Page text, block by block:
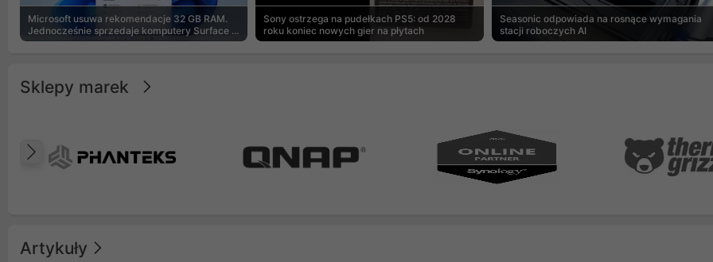
Microsoft usuwa rekomendacje 32 GB RAM.
Jednocześnie sprzedaje komputery Surface z
8 GB
Sony ostrzega na pudełkach PS5: od 2028
roku koniec nowych gier na płytach
Seasonic odpowiada na rosnące wymagania
stacji roboczych AI
Sklepy marek
Poprzedni
Artykuły